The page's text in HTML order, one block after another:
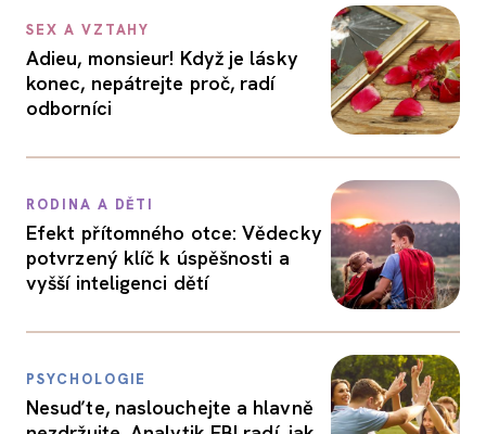
SEX A VZTAHY
Adieu, monsieur! Když je lásky
konec, nepátrejte proč, radí
odborníci
RODINA A DĚTI
Efekt přítomného otce: Vědecky
potvrzený klíč k úspěšnosti a
vyšší inteligenci dětí
PSYCHOLOGIE
Nesuďte, naslouchejte a hlavně